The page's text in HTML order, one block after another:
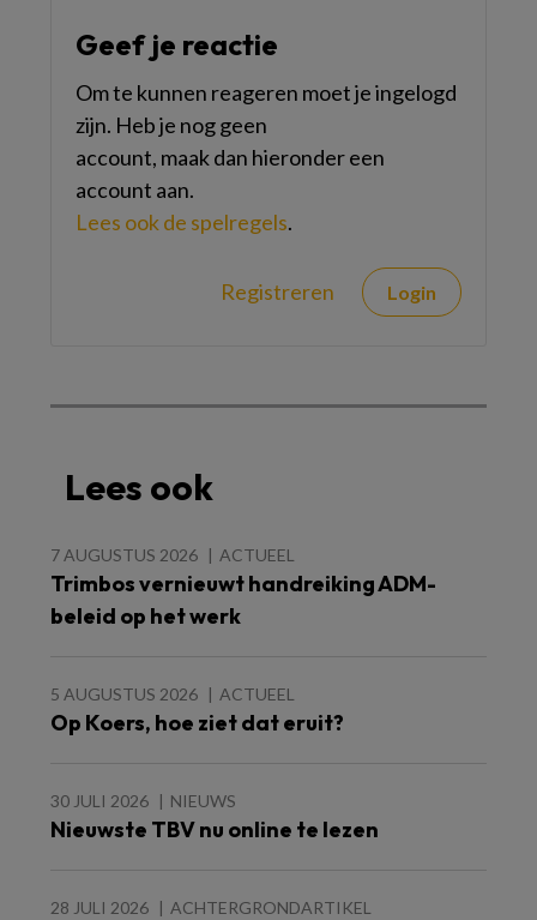
Geef je reactie
Om te kunnen reageren moet je ingelogd
zijn. Heb je nog geen
account, maak dan hieronder een
account aan.
Lees ook de spelregels.
Registreren Login
Lees ook
7 AUGUSTUS 2026 ACTUEEL
Trimbos vernieuwt handreiking ADM-
beleid op het werk
5 AUGUSTUS 2026 ACTUEEL
Op Koers, hoe ziet dat eruit?
30 JULI 2026 NIEUWS
Nieuwste TBV nu online te lezen
28 JULI 2026 ACHTERGRONDARTIKEL